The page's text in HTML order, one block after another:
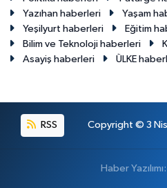
Yazıhan haberleri
Yaşam
Yeşilyurt haberleri
Eğitim
Bilim ve Teknoloji haberleri
Asayiş haberleri
ÜLKE
RSS Copyright © 3
Haber Yazılımı: